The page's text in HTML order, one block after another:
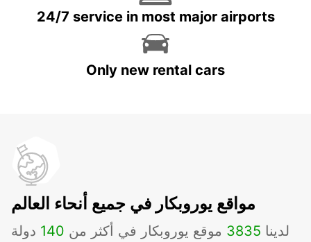
24/7 service in most major airports
Only new rental cars
مواقع يوروبكار في جميع أنحاء العالم
لدينا 3835 موقع يوروبكار في أكثر من 140 دولة